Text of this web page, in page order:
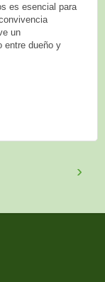
es esencial para
un
entre dueño y
›